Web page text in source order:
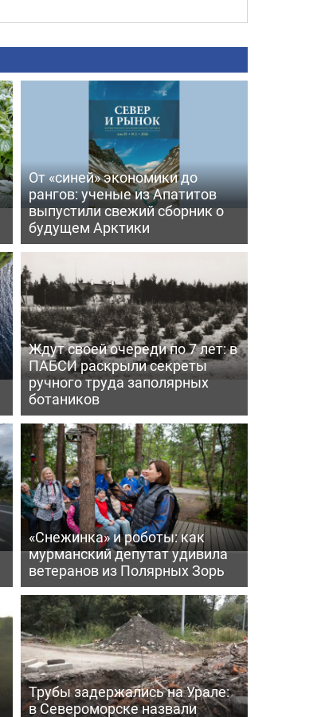
От «синей» экономики до
рангов: ученые из Апатитов
выпустили свежий сборник о
будущем Арктики
Ждут своей очереди по 7 лет: в
ПАБСИ раскрыли секреты
ручного труда заполярных
ботаников
«Снежинка» и роботы: как
мурманский депутат удивила
ветеранов из Полярных Зорь
Трубы задержались на Урале:
в Североморске назвали